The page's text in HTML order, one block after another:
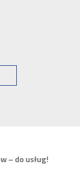
– do usług!